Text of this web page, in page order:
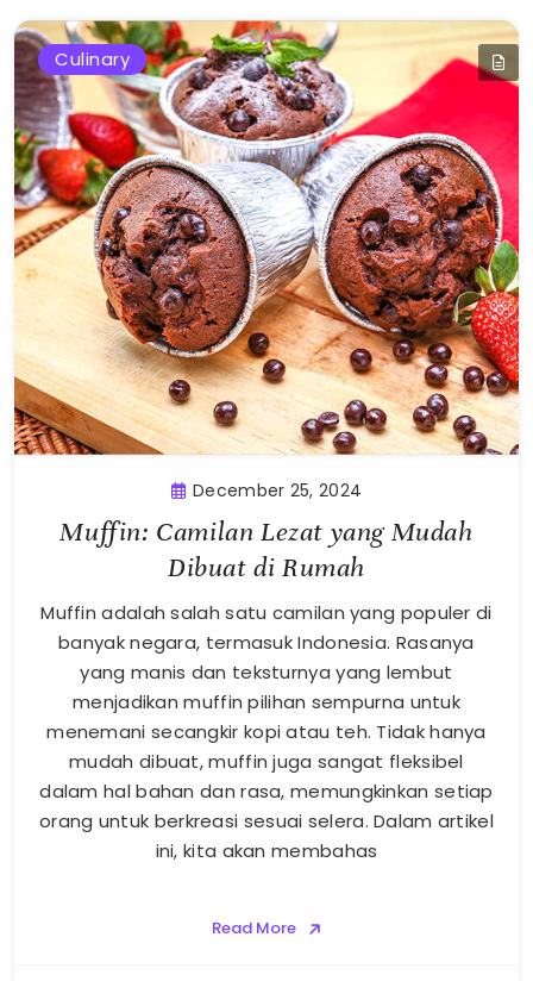
Culinary
December 25, 2024
Muffin: Camilan Lezat yang Mudah
Dibuat di Rumah
Muffin adalah salah satu camilan yang populer di
banyak negara, termasuk Indonesia. Rasanya
yang manis dan teksturnya yang lembut
menjadikan muffin pilihan sempurna untuk
menemani secangkir kopi atau teh. Tidak hanya
mudah dibuat, muffin juga sangat fleksibel
dalam hal bahan dan rasa, memungkinkan setiap
orang untuk berkreasi sesuai selera. Dalam artikel
ini, kita akan membahas
Read More